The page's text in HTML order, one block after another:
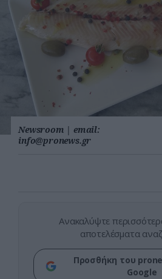
Newsroom | email:
info@pronews.gr
Ανακαλύψτε
αποτελέσματα
Προσθήκη του
Google